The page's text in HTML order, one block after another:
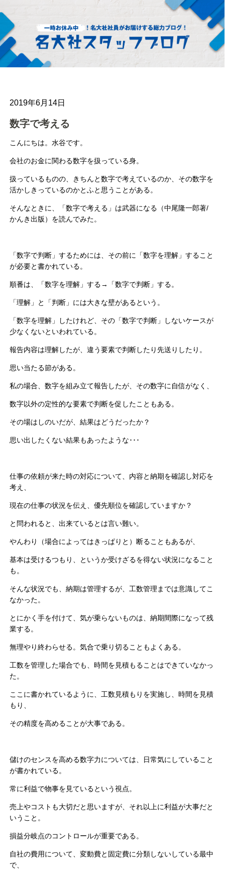
2019年6月14日
数字で考える
こんにちは。水谷です。
会社のお金に関わる数字を扱っている身。
扱っているものの、きちんと数字で考えているのか、その数字を
活かしきっているのかとふと思うことがある。
そんなときに、「数字で考える」は武器になる（中尾隆一郎著/
かんき出版）を読んでみた。
「数字で判断」するためには、その前に「数字を理解」すること
が必要と書かれている。
順番は、「数字を理解」する→「数字で判断」する。
「理解」と「判断」には大きな壁があるという。
「数字を理解」したけれど、その「数字で判断」しないケースが
少なくないといわれている。
報告内容は理解したが、違う要素で判断したり先送りしたり。
思い当たる節がある。
私の場合、数字を組み立て報告したが、その数字に自信がなく、
数字以外の定性的な要素で判断を促したこともある。
その場はしのいだが、結果はどうだったか？
思い出したくない結果もあったような･･･
仕事の依頼が来た時の対応について、内容と納期を確認し対応を
考え、
現在の仕事の状況を伝え、優先順位を確認していますか？
と問われると、出来ているとは言い難い。
やんわり（場合によってはきっぱりと）断ることもあるが、
基本は受けるつもり、というか受けざるを得ない状況になること
も。
そんな状況でも、納期は管理するが、工数管理までは意識してこ
なかった。
とにかく手を付けて、気が乗らないものは、納期間際になって残
業する。
無理やり終わらせる。気合で乗り切ることもよくある。
工数を管理した場合でも、時間を見積もることはできていなかっ
た。
ここに書かれているように、工数見積もりを実施し、時間を見積
もり、
その精度を高めることが大事である。
儲けのセンスを高める数字力については、日常気にしていること
が書かれている。
常に利益で物事を見ているという視点。
売上やコストも大切だと思いますが、それ以上に利益が大事だと
いうこと。
損益分岐点のコントロールが重要である。
自社の費用について、変動費と固定費に分類しないしている最中
で、